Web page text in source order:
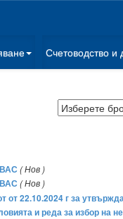
Счетоводство и
( Нов )
( Нов )
22.10.2024 г за
и реда за избор на